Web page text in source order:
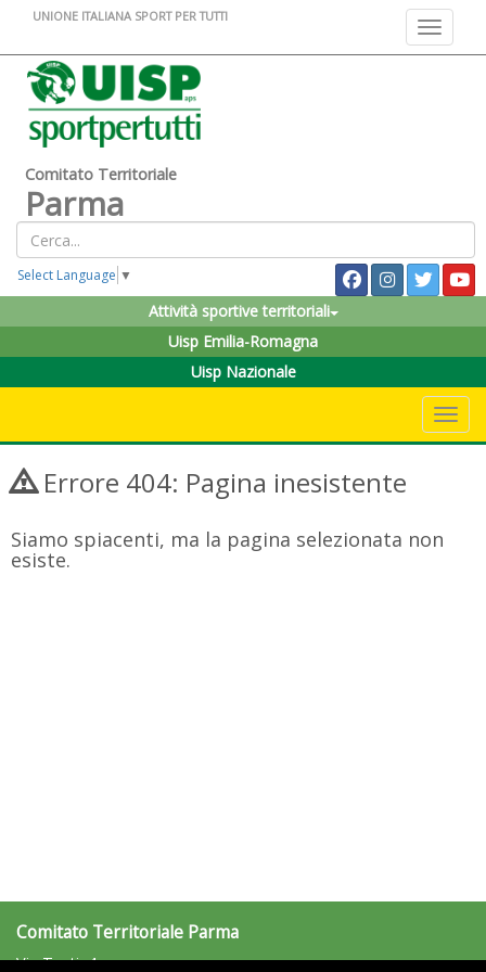
Toggle
UNIONE ITALIANA SPORT PER TUTTI
Comitato Territoriale
Parma
Select Language ▼
Attività sportive territoriali
Uisp Emilia-Romagna
Uisp Nazionale
Errore 404: Pagina inesistente
Siamo spiacenti, ma la pagina selezionata non
esiste.
Comitato Territoriale Parma
Via Testi, 4